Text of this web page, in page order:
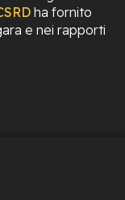
ha fornito
e nei rapporti